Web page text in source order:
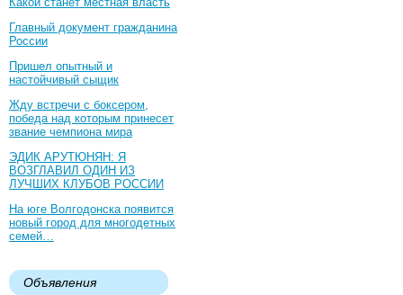
Главный документ гражданина
России
Пришел опытный и
настойчивый сыщик
Жду встречи с боксером,
победа над которым принесет
звание чемпиона мира
ЭДИК АРУТЮНЯН: Я
ВОЗГЛАВИЛ ОДИН ИЗ
ЛУЧШИХ КЛУБОВ РОССИИ
На юге Волгодонска появится
новый город для многодетных
семей…
Объявления